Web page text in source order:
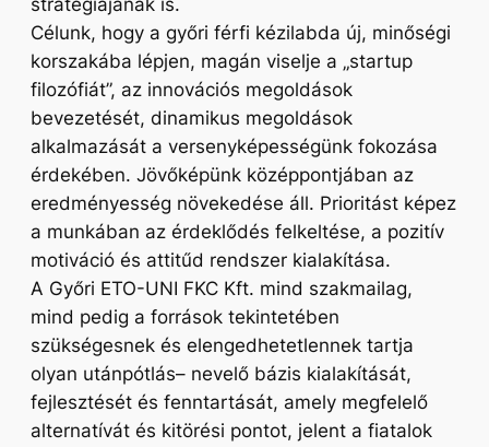
stratégiájának is.
Célunk, hogy a győri férfi kézilabda új, minőségi
korszakába lépjen, magán viselje a „startup
filozófiát”, az innovációs megoldások
bevezetését, dinamikus megoldások
alkalmazását a versenyképességünk fokozása
érdekében. Jövőképünk középpontjában az
eredményesség növekedése áll. Prioritást képez
a munkában az érdeklődés felkeltése, a pozitív
motiváció és attitűd rendszer kialakítása.
A Győri ETO-UNI FKC Kft. mind szakmailag,
mind pedig a források tekintetében
szükségesnek és elengedhetetlennek tartja
olyan utánpótlás– nevelő bázis kialakítását,
fejlesztését és fenntartását, amely megfelelő
alternatívát és kitörési pontot, jelent a fiatalok